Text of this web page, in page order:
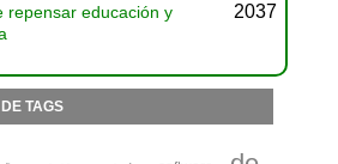
repensar educación y
2037
TAGS